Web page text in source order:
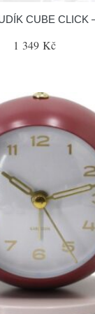
CUBE CLICK
1 349 Kč